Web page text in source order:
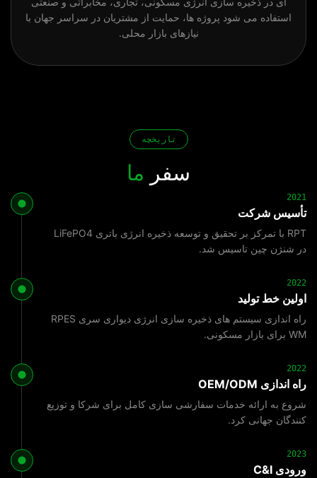
استفاده می شود پروژه ها، حمایت از مشتریان در سراسر جهان با
نیازهای بازار محلی.
تاریخچه
سفر ما
2021
تأسیس شرکت
RPT با تمرکز بر تحقیق و توسعه ذخیره انرژی باتری LiFePO4
در شنژن چین تاسیس شد.
2022
اولین خط تولید
راه اندازی سیستم های ذخیره سازی انرژی دیواری سری RPES
WM برای بازار مسکونی.
2022
راه اندازی OEM/ODM
شروع به ارائه خدمات سفارشی سازی کامل برای شرکا و توزیع
کنندگان جهانی کرد.
2023
ورودی C&I